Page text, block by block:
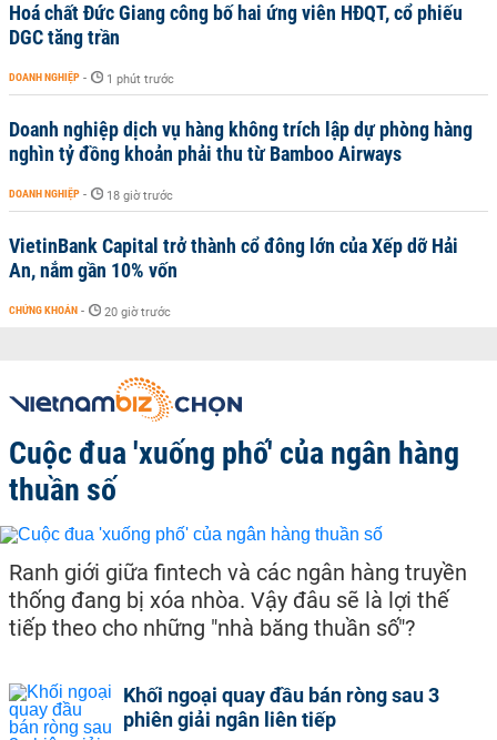
Hoá chất Đức Giang công bố hai ứng viên HĐQT, cổ phiếu
DGC tăng trần
DOANH NGHIỆP - 1 phút trước
Doanh nghiệp dịch vụ hàng không trích lập dự phòng hàng
nghìn tỷ đồng khoản phải thu từ Bamboo Airways
DOANH NGHIỆP - 18 giờ trước
VietinBank Capital trở thành cổ đông lớn của Xếp dỡ Hải
An, nắm gần 10% vốn
CHỨNG KHOÁN - 20 giờ trước
Cuộc đua 'xuống phố' của ngân hàng
thuần số
Ranh giới giữa fintech và các ngân hàng truyền
thống đang bị xóa nhòa. Vậy đâu sẽ là lợi thế
tiếp theo cho những "nhà băng thuần số"?
Khối ngoại quay đầu bán ròng sau 3
phiên giải ngân liên tiếp